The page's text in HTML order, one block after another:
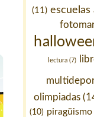
(11) escuelas
lectura (7)
olimpiadas
(10) piragüismo